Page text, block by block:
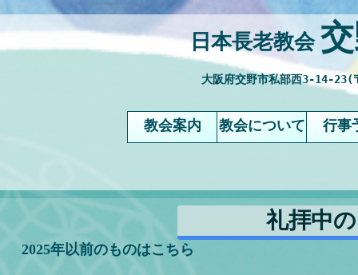
日本長老教会
大阪府交野市私部西3-14-
教会案内 教会について 行事
礼拝中
2025年以前のものはこちら